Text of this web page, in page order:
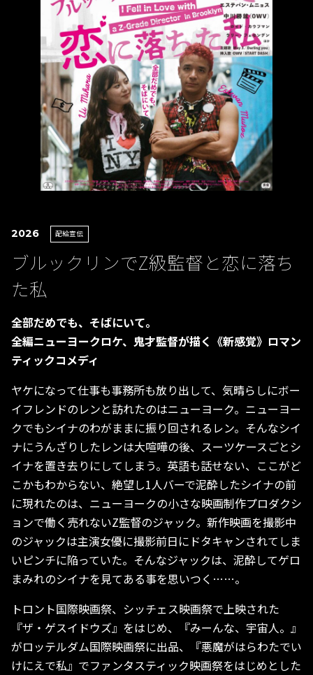
2026 配給宣伝
ブルックリンでZ級監督と恋に落ち
た私
全部だめでも、そばにいて。
全編ニューヨークロケ、鬼才監督が描く《新感覚》ロマン
ティックコメディ
ヤケになって仕事も事務所も放り出して、気晴らしにボー
イフレンドのレンと訪れたのはニューヨーク。ニューヨー
クでもシイナのわがままに振り回されるレン。そんなシイ
ナにうんざりしたレンは大喧嘩の後、スーツケースごとシ
イナを置き去りにしてしまう。英語も話せない、ここがど
こかもわからない、絶望し1人バーで泥酔したシイナの前
に現れたのは、ニューヨークの小さな映画制作プロダクシ
ョンで働く売れないZ監督のジャック。新作映画を撮影中
のジャックは主演女優に撮影前日にドタキャンされてしま
いピンチに陥っていた。そんなジャックは、泥酔してゲロ
まみれのシイナを見てある事を思いつく……。
トロント国際映画祭、シッチェス映画祭で上映された
『ザ・ゲスイドウズ』をはじめ、『みーんな、宇宙人。』
がロッテルダム国際映画祭に出品、『悪魔がはらわたでい
けにえで私』でファンタスティック映画祭をはじめとした